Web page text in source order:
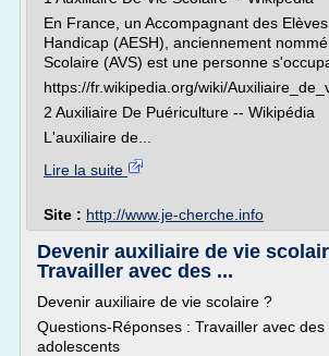
En France, un Accompagnant des
Handicap (AESH), anciennement
Scolaire (AVS) est une personne
https://fr.wikipedia.org/wiki/
2 Auxiliaire De Puériculture -- Wikipédia
L'auxiliaire de...
Lire la suite
Site : http://www.je-cherche.info
Devenir auxiliaire de vie
Travailler avec des ...
Devenir auxiliaire de vie scolaire ?
Questions-Réponses : Travailler avec
adolescents